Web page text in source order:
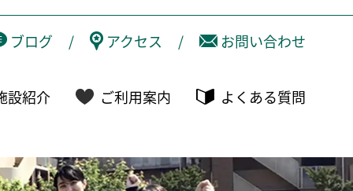
ブログ / アクセス / お問い合わせ
設紹介 ご利用案内 よくある質問